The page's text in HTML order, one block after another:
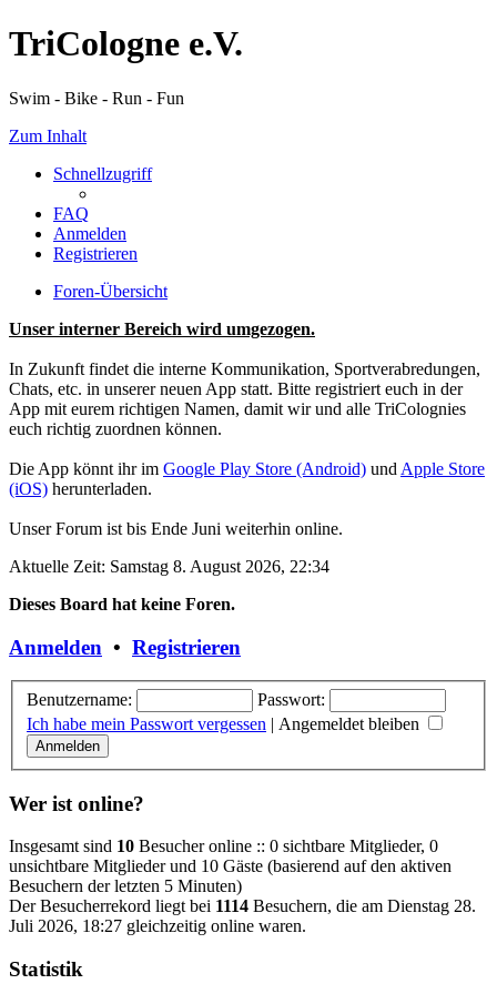
TriCologne e.V.
Swim - Bike - Run - Fun
Zum Inhalt
Schnellzugriff
FAQ
Anmelden
Registrieren
Foren-Übersicht
Unser interner Bereich wird umgezogen.
In Zukunft findet die interne Kommunikation, Sportverabredungen,
Chats, etc. in unserer neuen App statt. Bitte registriert euch in der
App mit eurem richtigen Namen, damit wir und alle TriColognies
euch richtig zuordnen können.
Die App könnt ihr im Google Play Store (Android) und Apple Store
(iOS) herunterladen.
Unser Forum ist bis Ende Juni weiterhin online.
Aktuelle Zeit: Samstag 8. August 2026, 22:34
Dieses Board hat keine Foren.
Anmelden • Registrieren
Benutzername:
Passwort:
Ich habe mein Passwort vergessen | Angemeldet bleiben
Wer ist online?
Insgesamt sind 10 Besucher online :: 0 sichtbare Mitglieder, 0
unsichtbare Mitglieder und 10 Gäste (basierend auf den aktiven
Besuchern der letzten 5 Minuten)
Der Besucherrekord liegt bei 1114 Besuchern, die am Dienstag 28.
Juli 2026, 18:27 gleichzeitig online waren.
Statistik